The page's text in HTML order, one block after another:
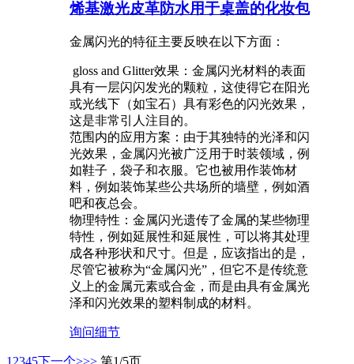
烯基激光皮革防水用于桌盖的化妆包
金属闪光的特征主要反映在以下方面：
‌ gloss and Glitter效果：金属闪光材料的表面
具有一层闪闪发光的颗粒，这使得它在阳光
或光线下（如宝石）具有彩色的闪光效果，
这是非常引人注目的。
‌范围内的应用方案‌：由于其独特的光泽和闪
光效果，金属闪光被广泛用于时装领域，例
如鞋子，袋子和衣服。它也被用作装饰材
料，例如装饰某些公共场所的墙壁，例如酒
吧和夜总会。
‌物理特性‌：金属闪光遗传了金属的某些物理
特性，例如延展性和延展性，可以将其处理
成各种形状和尺寸。但是，应该指出的是，
尽管它被称为“金属闪光”，但它不是传统意
义上的金属元素或合金，而是由具有金属光
泽和闪光效果的塑料制成的材料。
询问细节
1 2345下一个>>> 第1/5页